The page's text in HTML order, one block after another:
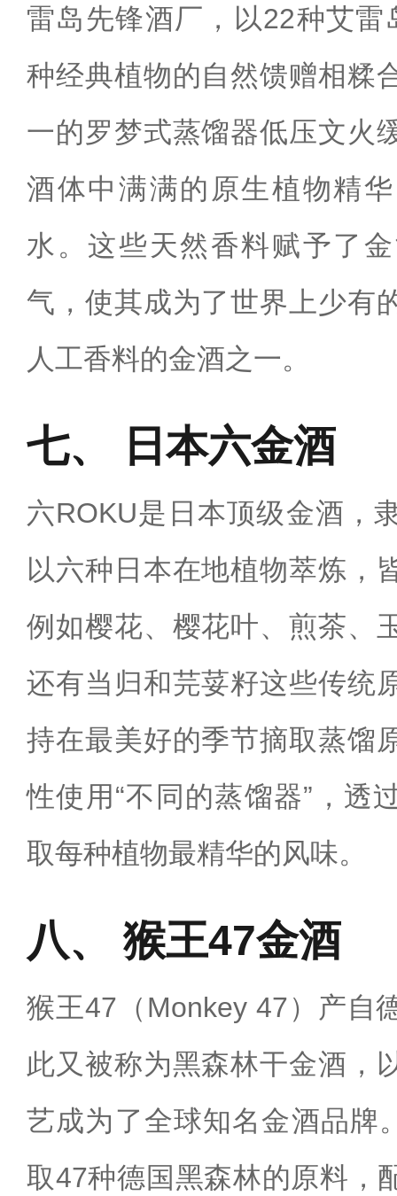
雷岛先锋酒厂，以22种艾
种经典植物的自然馈赠相糅
一的罗梦式蒸馏器低压文火
酒体中满满的原生植物精
水。这些天然香料赋予了
气，使其成为了世界上少有
人工香料的金酒之一。
日本六金酒
六ROKU是日本顶级金酒，
以六种日本在地植物萃炼，
例如樱花、樱花叶、煎茶、
还有当归和芫荽籽这些传统
持在最美好的季节摘取蒸馏
性使用“不同的蒸馏器”，透
取每种植物最精华的风味。
猴王47金酒
猴王47（Monkey 47）产自
此又被称为黑森林干金酒，
艺成为了全球知名金酒品牌
取47种德国黑森林的原料，